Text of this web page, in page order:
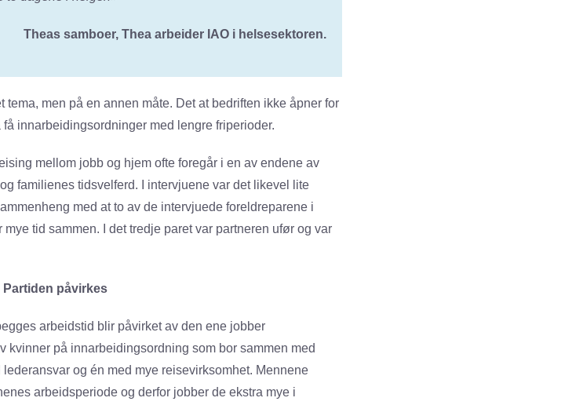
Theas samboer, Thea arbeider IAO i helsesektoren.
tema, men på en annen måte. Det at bedriften ikke åpner for
innarbeidingsordninger med lengre friperioder.
mellom jobb og hjem ofte foregår i en av endene av
familienes tidsvelferd. I intervjuene var det likevel lite
med at to av de intervjuede foreldreparene i
tid sammen. I det tredje paret var partneren ufør og var
Partiden påvirkes
arbeidstid blir påvirket av den ene jobber
kvinner på innarbeidingsordning som bor sammen med
og én med mye reisevirksomhet. Mennene
arbeidsperiode og derfor jobber de ekstra mye i